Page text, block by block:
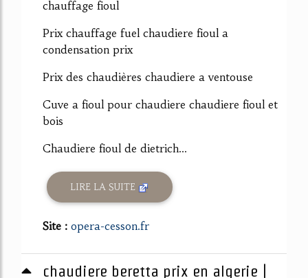
chauffage fioul
Prix chauffage fuel chaudiere fioul a
condensation prix
Prix des chaudières chaudiere a ventouse
Cuve a fioul pour chaudiere chaudiere fioul et
bois
Chaudiere fioul de dietrich...
LIRE LA SUITE
Site : opera-cesson.fr
chaudiere beretta prix en algerie |